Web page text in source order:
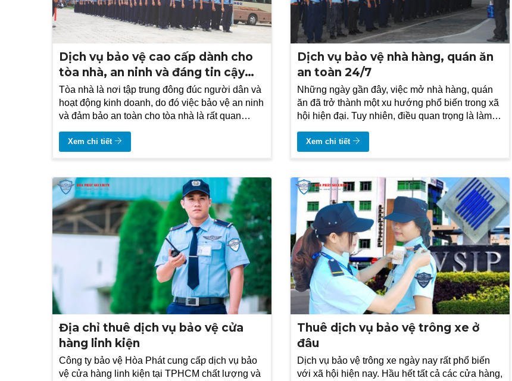
Dịch vụ bảo vệ cao cấp dành cho
tòa nhà, an ninh và đáng tin cậy
nhất
Tòa nhà là nơi tập trung đông đúc người dân và
hoạt động kinh doanh, do đó việc bảo vệ an ninh
và đảm bảo an toàn cho tòa nhà là rất quan
nhận vai trò bảo vệ tòa nhà một cách hiệu quả
và chuyên nghiệp.
Xem chi tiết
Dịch vụ bảo vệ nhà hàng, quán ăn
an toàn 24/7
Những ngày gần đây, việc mở nhà hàng, quán
ăn đã trở thành một xu hướng phổ biến trong xã
hội hiện đại. Tuy nhiên, điều quan trọng là làm
tài sản của chủ sở hữu.
Xem chi tiết
Địa chỉ thuê dịch vụ bảo vệ cửa
hàng linh kiện
Công ty bảo vệ Hòa Phát cung cấp dịch vụ bảo
vệ cửa hàng linh kiện tại TPHCM chất lượng và
Thuê dịch vụ bảo vệ trông xe ở
đâu
Dịch vụ bảo vệ trông xe ngày nay rất phổ biến
với xã hội hiện nay. Hầu hết tất cả các cửa hàng,